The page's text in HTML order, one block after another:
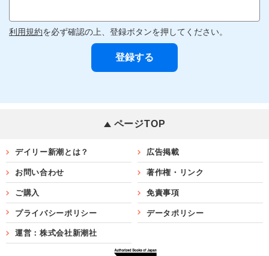
利用規約を必ず確認の上、登録ボタンを押してください。
ページTOP
デイリー新潮とは？ 広告掲載
お問い合わせ 著作権・リンク
ご購入 免責事項
プライバシーポリシー データポリシー
運営：株式会社新潮社